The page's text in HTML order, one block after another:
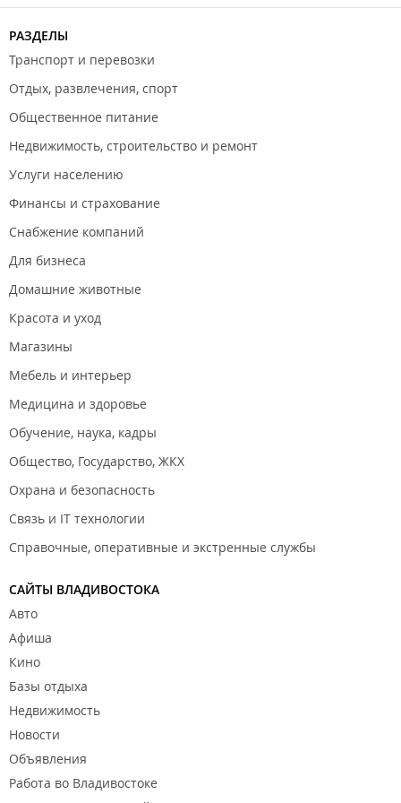
Пребываение с животными запрещено.
РАЗДЕЛЫ
Транспорт и перевозки
Отдых, развлечения, спорт
Общественное питание
Недвижимость, строительство и ремонт
Услуги населению
Финансы и страхование
Снабжение компаний
Для бизнеса
Домашние животные
Красота и уход
Магазины
Мебель и интерьер
Медицина и здоровье
Обучение, наука, кадры
Общество, Государство, ЖКХ
Охрана и безопасность
Связь и IT технологии
Справочные, оперативные и экстренные службы
САЙТЫ ВЛАДИВОСТОКА
Авто
Афиша
Кино
Базы отдыха
Недвижимость
Новости
Объявления
Работа во Владивостоке